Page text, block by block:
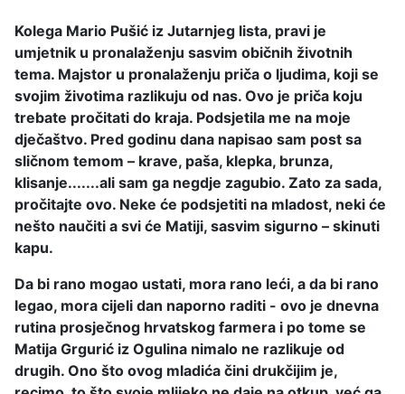
Kolega Mario Pušić iz Jutarnjeg lista, pravi je
umjetnik u pronalaženju sasvim običnih životnih
tema. Majstor u pronalaženju priča o ljudima, koji se
svojim životima razlikuju od nas. Ovo je priča koju
trebate pročitati do kraja. Podsjetila me na moje
dječaštvo. Pred godinu dana napisao sam post sa
sličnom temom – krave, paša, klepka, brunza,
klisanje.......ali sam ga negdje zagubio. Zato za sada,
pročitajte ovo. Neke će podsjetiti na mladost, neki će
nešto naučiti a svi će Matiji, sasvim sigurno – skinuti
kapu.
Da bi rano mogao ustati, mora rano leći, a da bi rano
legao, mora cijeli dan naporno raditi - ovo je dnevna
rutina prosječnog hrvatskog farmera i po tome se
Matija Grgurić iz Ogulina nimalo ne razlikuje od
drugih. Ono što ovog mladića čini drukčijim je,